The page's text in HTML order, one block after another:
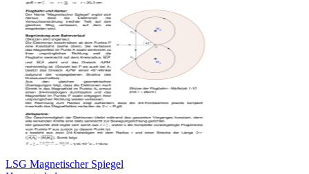
LSG Magnetischer Spiegel